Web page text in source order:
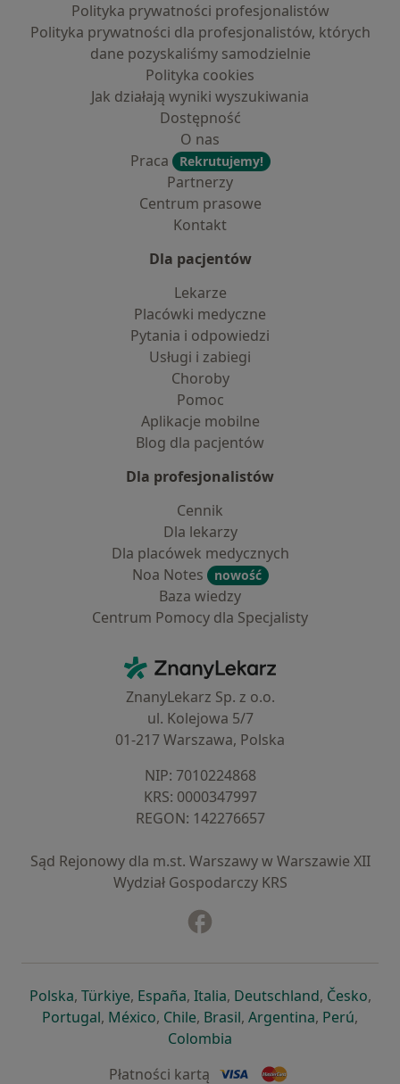
Polityka prywatności profesjonalistów
Polityka prywatności dla profesjonalistów, których
dane pozyskaliśmy samodzielnie
Polityka cookies
Jak działają wyniki wyszukiwania
Dostępność
O nas
Praca
Rekrutujemy!
Partnerzy
Centrum prasowe
Kontakt
Dla pacjentów
Lekarze
Placówki medyczne
Pytania i odpowiedzi
Usługi i zabiegi
Choroby
Pomoc
Aplikacje mobilne
Blog dla pacjentów
Dla profesjonalistów
Cennik
Dla lekarzy
Dla placówek medycznych
Noa Notes
nowość
Baza wiedzy
Centrum Pomocy dla Specjalisty
ZnanyLekarz - Strona główna
ZnanyLekarz Sp. z o.o.
ul. Kolejowa 5/7
01-217 Warszawa, Polska
NIP: ⁠7010224868
KRS: ⁠0000347997
REGON: ⁠142276657
Sąd Rejonowy dla m.st. Warszawy w Warszawie XII
Wydział Gospodarczy KRS
Polskaotwiera się w nowej karcie
, Türkiyeotwiera się w nowej karcie
, Españaotwiera się w nowej karcie
, Italiaotwiera się w nowej
, Deutschlandotwiera się
, Česko,
Portugalotwiera się w nowej karcie
, Méxicootwiera się w nowej karcie
, Chileotwiera się w nowej karcie
, Brasilotwiera się w nowej
, Argentinaotwiera się
, Perú,
Colombia
Płatności kartą